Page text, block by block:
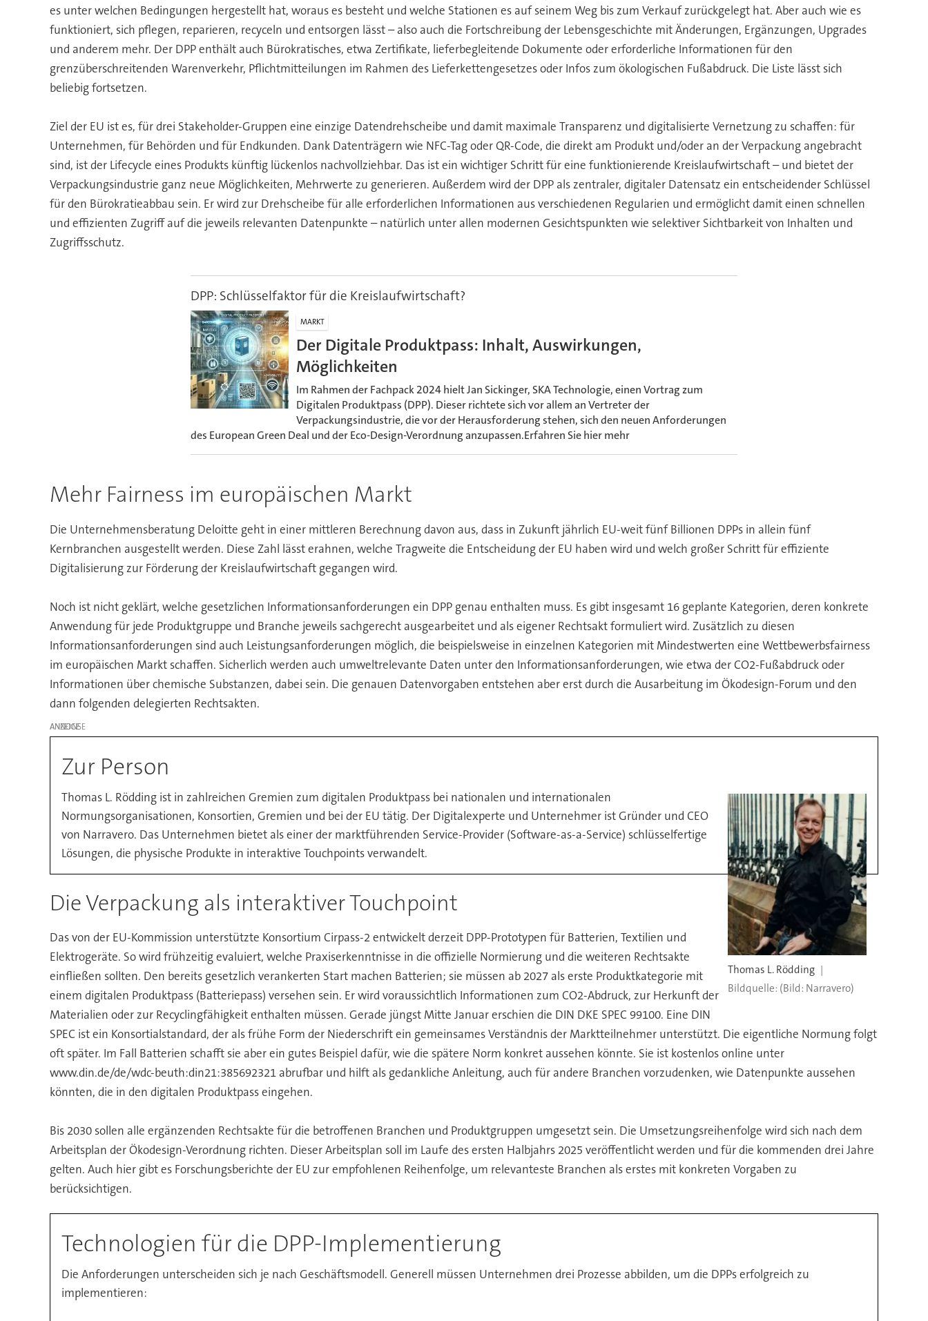
es unter welchen Bedingungen hergestellt hat, woraus es besteht und welche Stationen es auf seinem Weg bis zum Verkauf zurückgelegt hat. Aber auch wie es
funktioniert, sich pflegen, reparieren, recyceln und entsorgen lässt – also auch die Fortschreibung der Lebensgeschichte mit Änderungen, Ergänzungen, Upgrades
und anderem mehr. Der DPP enthält auch Bürokratisches, etwa Zertifikate, lieferbegleitende Dokumente oder erforderliche Informationen für den
grenzüberschreitenden Warenverkehr, Pflichtmitteilungen im Rahmen des Lieferkettengesetzes oder Infos zum ökologischen Fußabdruck. Die Liste lässt sich
beliebig fortsetzen.
Ziel der EU ist es, für drei Stakeholder-Gruppen eine einzige Datendrehscheibe und damit maximale Transparenz und digitalisierte Vernetzung zu schaffen: für
Unternehmen, für Behörden und für Endkunden. Dank Datenträgern wie NFC-Tag oder QR-Code, die direkt am Produkt und/oder an der Verpackung angebracht
sind, ist der Lifecycle eines Produkts künftig lückenlos nachvollziehbar. Das ist ein wichtiger Schritt für eine funktionierende Kreislaufwirtschaft – und bietet der
Verpackungsindustrie ganz neue Möglichkeiten, Mehrwerte zu generieren. Außerdem wird der DPP als zentraler, digitaler Datensatz ein entscheidender Schlüssel
für den Bürokratieabbau sein. Er wird zur Drehscheibe für alle erforderlichen Informationen aus verschiedenen Regularien und ermöglicht damit einen schnellen
und effizienten Zugriff auf die jeweils relevanten Datenpunkte – natürlich unter allen modernen Gesichtspunkten wie selektiver Sichtbarkeit von Inhalten und
Zugriffsschutz.
DPP: Schlüsselfaktor für die Kreislaufwirtschaft?
MARKT
Der Digitale Produktpass: Inhalt, Auswirkungen,
Möglichkeiten
Im Rahmen der Fachpack 2024 hielt Jan Sickinger, SKA Technologie, einen Vortrag zum
Digitalen Produktpass (DPP). Dieser richtete sich vor allem an Vertreter der
Verpackungsindustrie, die vor der Herausforderung stehen, sich den neuen Anforderungen
des European Green Deal und der Eco-Design-Verordnung anzupassen.Erfahren Sie hier mehr
Mehr Fairness im europäischen Markt
Die Unternehmensberatung Deloitte geht in einer mittleren Berechnung davon aus, dass in Zukunft jährlich EU-weit fünf Billionen DPPs in allein fünf
Kernbranchen ausgestellt werden. Diese Zahl lässt erahnen, welche Tragweite die Entscheidung der EU haben wird und welch großer Schritt für effiziente
Digitalisierung zur Förderung der Kreislaufwirtschaft gegangen wird.
Noch ist nicht geklärt, welche gesetzlichen Informationsanforderungen ein DPP genau enthalten muss. Es gibt insgesamt 16 geplante Kategorien, deren konkrete
Anwendung für jede Produktgruppe und Branche jeweils sachgerecht ausgearbeitet und als eigener Rechtsakt formuliert wird. Zusätzlich zu diesen
Informationsanforderungen sind auch Leistungsanforderungen möglich, die beispielsweise in einzelnen Kategorien mit Mindestwerten eine Wettbewerbsfairness
im europäischen Markt schaffen. Sicherlich werden auch umweltrelevante Daten unter den Informationsanforderungen, wie etwa der CO2-Fußabdruck oder
Informationen über chemische Substanzen, dabei sein. Die genauen Datenvorgaben entstehen aber erst durch die Ausarbeitung im Ökodesign-Forum und den
dann folgenden delegierten Rechtsakten.
ANZEIGE
Zur Person
Thomas L. Rödding
(Bild: Narravero)
Thomas L. Rödding ist in zahlreichen Gremien zum digitalen Produktpass bei nationalen und internationalen
Normungsorganisationen, Konsortien, Gremien und bei der EU tätig. Der Digitalexperte und Unternehmer ist Gründer und CEO
von Narravero. Das Unternehmen bietet als einer der marktführenden Service-Provider (Software-as-a-Service) schlüsselfertige
Lösungen, die physische Produkte in interaktive Touchpoints verwandelt.
Die Verpackung als interaktiver Touchpoint
Das von der EU-Kommission unterstützte Konsortium Cirpass-2 entwickelt derzeit DPP-Prototypen für Batterien, Textilien und
Elektrogeräte. So wird frühzeitig evaluiert, welche Praxiserkenntnisse in die offizielle Normierung und die weiteren Rechtsakte
einfließen sollten. Den bereits gesetzlich verankerten Start machen Batterien; sie müssen ab 2027 als erste Produktkategorie mit
einem digitalen Produktpass (Batteriepass) versehen sein. Er wird voraussichtlich Informationen zum CO2-Abdruck, zur Herkunft der
Materialien oder zur Recyclingfähigkeit enthalten müssen. Gerade jüngst Mitte Januar erschien die DIN DKE SPEC 99100. Eine DIN
SPEC ist ein Konsortialstandard, der als frühe Form der Niederschrift ein gemeinsames Verständnis der Marktteilnehmer unterstützt. Die eigentliche Normung folgt
oft später. Im Fall Batterien schafft sie aber ein gutes Beispiel dafür, wie die spätere Norm konkret aussehen könnte. Sie ist kostenlos online unter
www.din.de/de/wdc-beuth:din21:385692321 abrufbar und hilft als gedankliche Anleitung, auch für andere Branchen vorzudenken, wie Datenpunkte aussehen
könnten, die in den digitalen Produktpass eingehen.
Bis 2030 sollen alle ergänzenden Rechtsakte für die betroffenen Branchen und Produktgruppen umgesetzt sein. Die Umsetzungsreihenfolge wird sich nach dem
Arbeitsplan der Ökodesign-Verordnung richten. Dieser Arbeitsplan soll im Laufe des ersten Halbjahrs 2025 veröffentlicht werden und für die kommenden drei Jahre
gelten. Auch hier gibt es Forschungsberichte der EU zur empfohlenen Reihenfolge, um relevanteste Branchen als erstes mit konkreten Vorgaben zu
berücksichtigen.
Technologien für die DPP-Implementierung
Die Anforderungen unterscheiden sich je nach Geschäftsmodell. Generell müssen Unternehmen drei Prozesse abbilden, um die DPPs erfolgreich zu
implementieren: